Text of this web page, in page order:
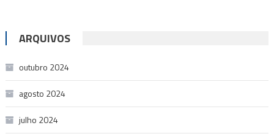
ARQUIVOS
outubro 2024
agosto 2024
julho 2024